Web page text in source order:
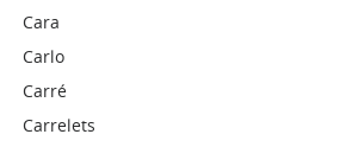
Cara
Carlo
Carré
Carrelets